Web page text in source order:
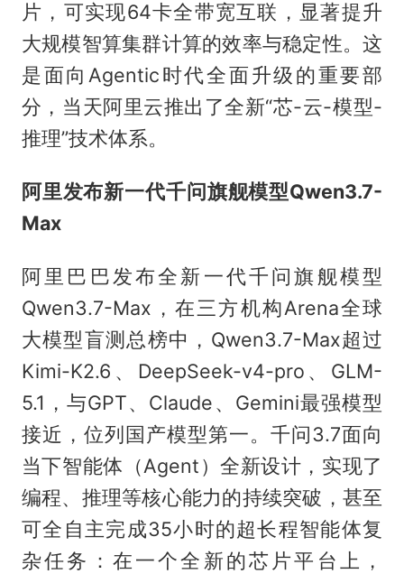
片，可实现64卡全带宽互联，显著提升
大规模智算集群计算的效率与稳定性。这
是面向Agentic时代全面升级的重要部
分，当天阿里云推出了全新“芯-云-模型-
推理”技术体系。
阿里发布新一代千问旗舰模型Qwen3.7-
Max
阿里巴巴发布全新一代千问旗舰模型
Qwen3.7-Max，在三方机构Arena全球
大模型盲测总榜中，Qwen3.7-Max超过
Kimi-K2.6、DeepSeek-v4-pro、GLM-
5.1，与GPT、Claude、Gemini最强模型
接近，位列国产模型第一。千问3.7面向
当下智能体（Agent）全新设计，实现了
编程、推理等核心能力的持续突破，甚至
可全自主完成35小时的超长程智能体复
杂任务：在一个全新的芯片平台上，